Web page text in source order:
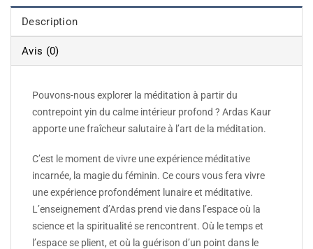
Description
Avis (0)
Pouvons-nous explorer la méditation à partir du
contrepoint yin du calme intérieur profond ? Ardas Kaur
apporte une fraîcheur salutaire à l’art de la méditation.
C’est le moment de vivre une expérience méditative
incarnée, la magie du féminin. Ce cours vous fera vivre
une expérience profondément lunaire et méditative.
L’enseignement d’Ardas prend vie dans l’espace où la
science et la spiritualité se rencontrent. Où le temps et
l’espace se plient, et où la guérison d’un point dans le